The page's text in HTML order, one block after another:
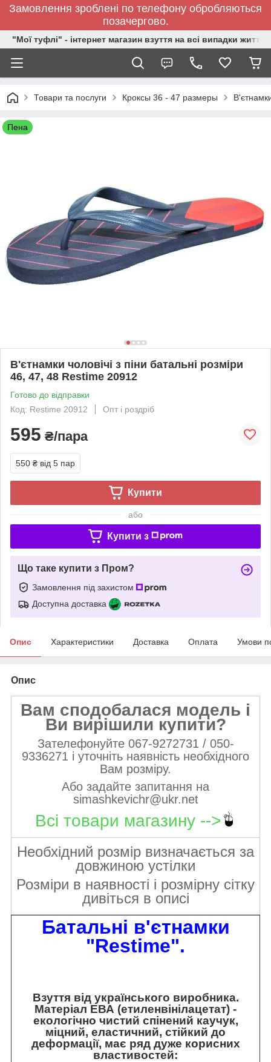
Замовлення зроблені по телефону обробляються
позачергово.
"Мої туфлі" - інтернет магазин взуття на всі випадки життя.
Товари та послуги Кроксы 36 - 47 размеры
Пена
В'єтнамки чоловічі з піни батальні розміри
46, 47, 48 Restime 20912
Готово до відправки
Код: Restime 20912
Опт і роздріб
595 ₴/пара
550 ₴ від 5 пар
Купити
або
Купити з
Що таке купити з Пром?
Замовлення під захистом
Доступна доставка
Опис Характеристики Доставка Оплата Умови
Опис
Вам сподобалася модель і
Ви вирішили купити?
Зателефонуйте 067-9272731 / 050-
9336271 і уточніть наявність необхідного
Вам розміру.
Або задайте запитання на
simashkevichr@ukr.net
Всі товари магазину -->
Необхідний розмір визначається за
довжиною устілки
Розміри в наявності і розмірну сітку
дивіться в описі
Батальні в'єтнамки
"Restime".
Взуття від українського виробника.
Матеріал ЕВА (етиленвінілацетат) -
екологічно чистий спінений каучук,
міцний, еластичний, стійкий до
деформації, має ряд дуже корисних
властивостей: